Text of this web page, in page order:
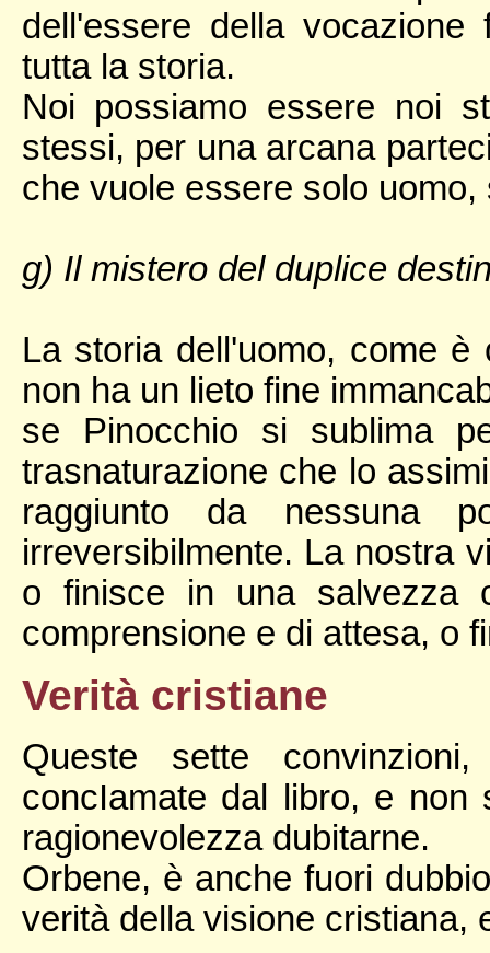
dell'essere della
tutta la storia.
Noi possiamo essere noi
stessi, per una arcana
che vuole essere solo uomo,
g) Il mistero del duplice
La storia dell'uomo, come
non ha un lieto fine
se Pinocchio si sublima
trasnaturazione che lo
raggiunto da nessuna
irreversibilmente. La nostra
o finisce in una salvezza
comprensione e di attesa, o
Verità cristiane
Queste sette
concIamate dal libro, e
ragionevolezza dubitarne.
Orbene, è anche fuori
verità della visione cristiana,